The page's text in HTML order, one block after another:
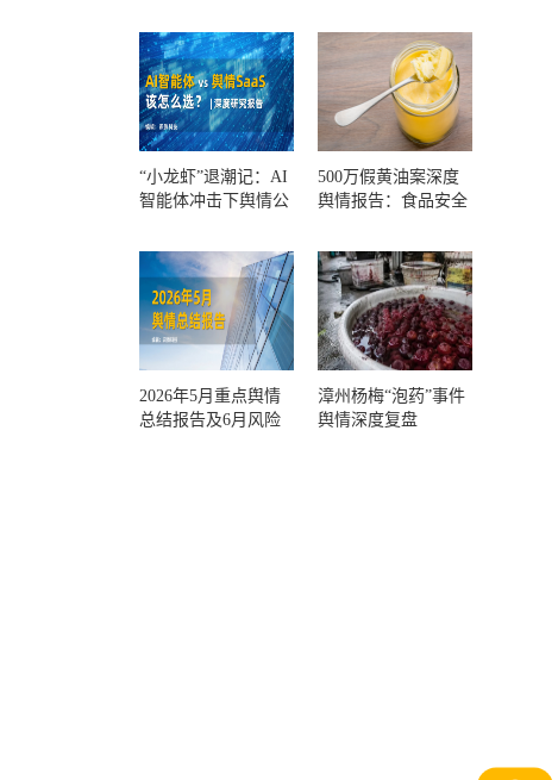
测
“小龙虾”退潮记：AI
智能体冲击下舆情公
500万假黄油案深度
舆情报告：食品安全
一环？
2026年5月重点舆情
总结报告及6月风险
漳州杨梅“泡药”事件
舆情深度复盘